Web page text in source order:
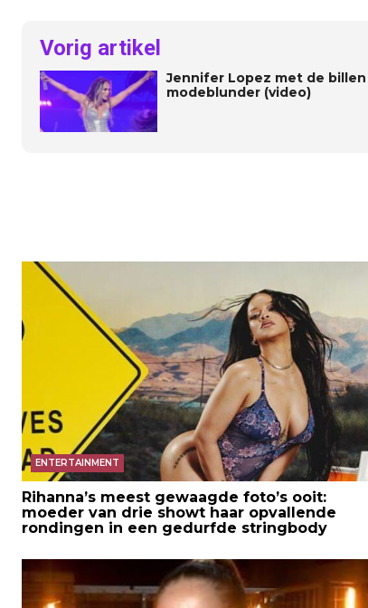
Vorig artikel
Jennifer Lopez met de
modeblunder (video)
ENTERTAINMENT
Rihanna’s meest gewaagde foto’s ooit:
moeder van drie showt haar opvallende
rondingen in een gedurfde stringbody